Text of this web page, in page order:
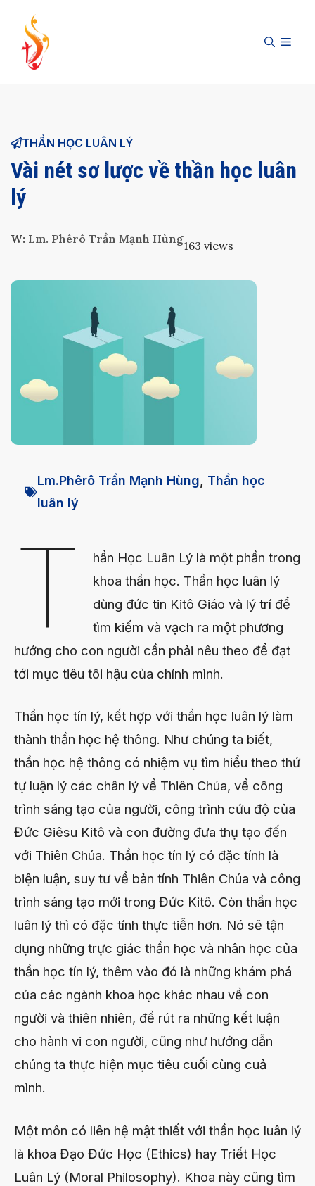
content
THẦN HỌC LUÂN LÝ
Vài nét sơ lược về thần học luân
lý
W: Lm. Phêrô Trần Mạnh Hùng163 views
Lm.Phêrô Trần Mạnh Hùng
Thần học
luân lý
T
hần Học Luân Lý là một phần trong
khoa thần học. Thần học luân lý
dùng đức tin Kitô Giáo và lý trí để
tìm kiếm và vạch ra một phương
hướng cho con người cần phải nêu theo để đạt
tới mục tiêu tôi hậu của chính mình.
Thần học tín lý, kết hợp với thần học luân lý làm
thành thần học hệ thông. Như chúng ta biết,
thần học hệ thông có nhiệm vụ tìm hiểu theo thứ
tự luận lý các chân lý về Thiên Chúa, về công
trình sáng tạo của người, công trình cứu độ của
Đức Giêsu Kitô và con đường đưa thụ tạo đến
với Thiên Chúa. Thần học tín lý có đặc tính là
biện luận, suy tư về bản tính Thiên Chúa và công
trình sáng tạo mới trong Đức Kitô. Còn thần học
luân lý thì có đặc tính thực tiễn hơn. Nó sẽ tận
dụng những trực giác thần học và nhân học của
thần học tín lý, thêm vào đó là những khám phá
của các ngành khoa học khác nhau về con
người và thiên nhiên, để rút ra những kết luận
cho hành vi con người, cũng như hướng dẫn
chúng ta thực hiện mục tiêu cuối cùng cuả
mình.
Một môn có liên hệ mật thiết với thần học luân lý
là khoa Đạo Đức Học (Ethics) hay Triết Học
Luân Lý (Moral Philosophy). Khoa này cũng tìm